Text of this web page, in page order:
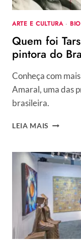
ARTE E CULTURA·
Quem foi
pintora do
Conheça com
Amaral, uma das
brasileira.
LEIA MAIS QUEM
DO
A
GRANDE
PINTORA
DO
BRASIL
–